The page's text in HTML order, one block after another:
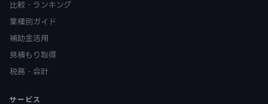
比較・ランキング
業種別ガイド
補助金活用
見積もり取得
税務・会計
サービス